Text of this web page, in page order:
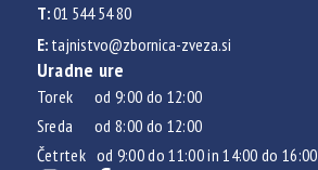
T:01 544 54 80
E:tajnistvo@zbornica-zveza.si
Uradne ure
Torek od 9:00 do 12:00
Sreda od 8:00 do 12:00
Četrtek od 9:00 do 11:00 in 14:00 do 16:00